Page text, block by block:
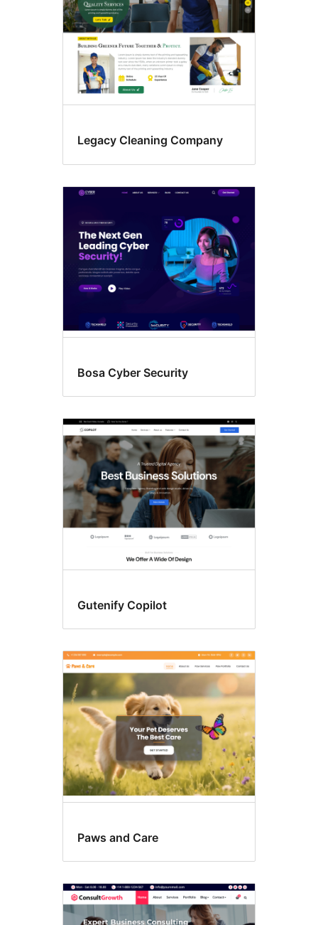
Legacy Cleaning Company
Bosa Cyber Security
Gutenify Copilot
Paws and Care